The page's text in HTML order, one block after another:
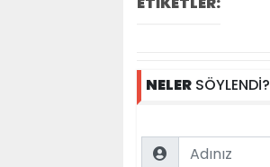
NELERSÖYLENDİ?
Name